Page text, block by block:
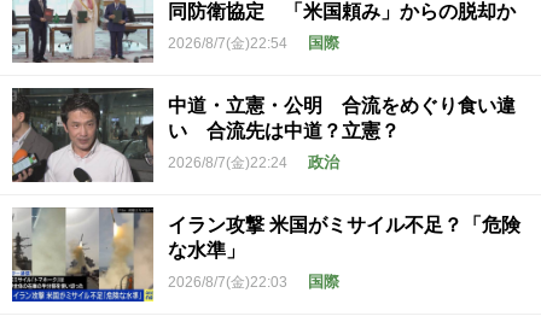
同防衛協定 「米国頼み」からの脱却か
2026/8/7(金)22:54 国際
中道・立憲・公明 合流をめぐり食い違
い 合流先は中道？立憲？
2026/8/7(金)22:24 政治
イラン攻撃 米国がミサイル不足？「危険
な水準」
2026/8/7(金)22:03 国際